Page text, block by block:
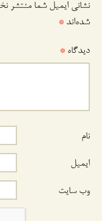
نشانی ایمیل شما منتشر
شده‌اند *
دیدگاه *
نام
ایمیل
وب‌ سایت